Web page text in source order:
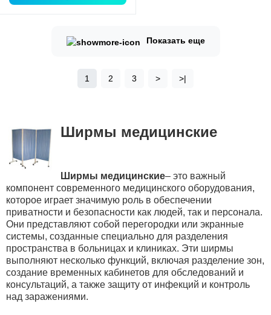
Показать еще
1 2 3 > >|
Ширмы медицинские
Ширмы медицинские– это важный
компонент современного медицинского оборудования,
которое играет значимую роль в обеспечении
приватности и безопасности как людей, так и персонала.
Они представляют собой перегородки или экранные
системы, созданные специально для разделения
пространства в больницах и клиниках. Эти ширмы
выполняют несколько функций, включая разделение зон,
создание временных кабинетов для обследований и
консультаций, а также защиту от инфекций и контроль
над заражениями.